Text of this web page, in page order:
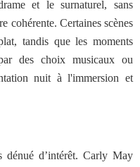
et le surnaturel, sans
cohérente. Certaines scènes
tandis que les moments
des choix musicaux ou
nuit à l'immersion et
dénué d’intérêt. Carly May